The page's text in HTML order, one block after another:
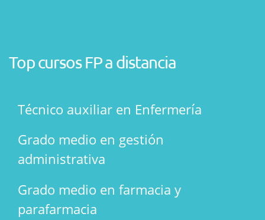
Top cursos FP a distancia
Técnico auxiliar en Enfermería
Grado medio en gestión
administrativa
Grado medio en farmacia y
parafarmacia